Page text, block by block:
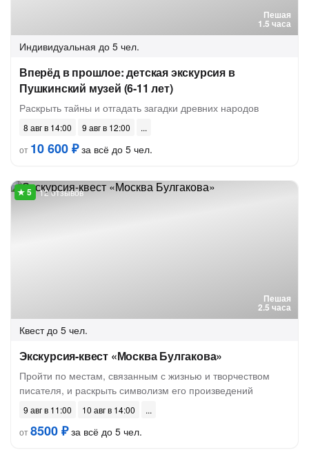
Пешая
1.5 часа
Индивидуальная до 5 чел.
Вперёд в прошлое: детская экскурсия в
Пушкинский музей (6-11 лет)
Раскрыть тайны и отгадать загадки древних народов
8 авг в 14:00
9 авг в 12:00
от 10 600 ₽за всё до 5 чел.
Пешая
2.5 часа
12 отзывов
Квест до 5 чел.
Экскурсия-квест «Москва Булгакова»
Пройти по местам, связанным с жизнью и творчеством
писателя, и раскрыть символизм его произведений
9 авг в 11:00
10 авг в 14:00
от8500 ₽за всё до 5 чел.